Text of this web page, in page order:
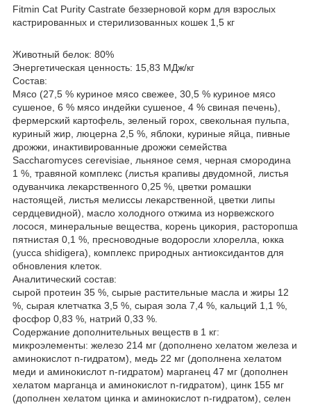
Fitmin Cat Purity Castrate беззерновой корм для взрослых
кастрированных и стерилизованных кошек 1,5 кг
Животный белок: 80%
Энергетическая ценность: 15,83 МДж/кг
Состав:
Мясо (27,5 % куриное мясо свежее, 30,5 % куриное мясо
сушеное, 6 % мясо индейки сушеное, 4 % свиная печень),
фермерский картофель, зеленый горох, свекольная пульпа,
куриный жир, люцерна 2,5 %, яблоки, куриные яйца, пивные
дрожжи, инактивированные дрожжи семейства
Saccharomyces cerevisiae, льняное семя, черная смородина
1 %, травяной комплекс (листья крапивы двудомной, листья
одуванчика лекарственного 0,25 %, цветки ромашки
настоящей, листья мелиссы лекарственной, цветки липы
сердцевидной), масло холодного отжима из норвежского
лосося, минеральные вещества, корень цикория, расторопша
пятнистая 0,1 %, пресноводные водоросли хлорелла, юкка
(yucca shidigera), комплекс природных антиоксидантов для
обновления клеток.
Аналитический состав:
сырой протеин 35 %, сырые растительные масла и жиры 12
%, сырая клетчатка 3,5 %, сырая зола 7,4 %, кальций 1,1 %,
фосфор 0,83 %, натрий 0,33 %.
Содержание дополнительных веществ в 1 кг:
микроэлементы: железо 214 мг (дополнено хелатом железа и
аминокислот n-гидратом), медь 22 мг (дополнена хелатом
меди и аминокислот n-гидратом) марганец 47 мг (дополнен
хелатом марганца и аминокислот n-гидратом), цинк 155 мг
(дополнен хелатом цинка и аминокислот n-гидратом), селен